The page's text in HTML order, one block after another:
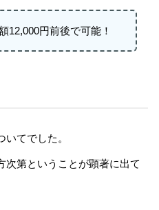
12,000円前後で可能！
てでした。
次第ということが顕著に出て